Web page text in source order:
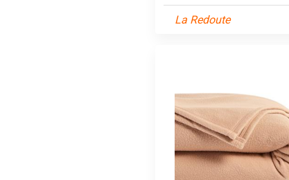
La Redoute